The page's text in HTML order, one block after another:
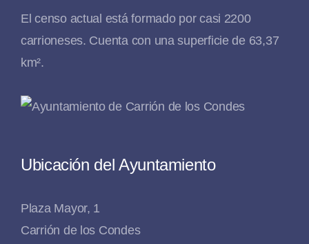
El censo actual está formado por casi 2200
carrioneses. Cuenta con una superficie de 63,37
km².
Ubicación del Ayuntamiento
Plaza Mayor, 1
Carrión de los Condes